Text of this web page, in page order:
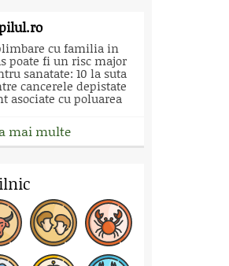
cu familia in
poate fi un risc major
sanatate: 10 la suta
cancerele depistate
asociate cu poluarea
mai multe